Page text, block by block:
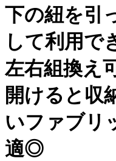
下の紐を引
して利用で
左右組換え
開けると収
いファブリ
適◎